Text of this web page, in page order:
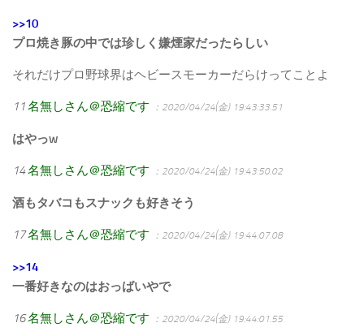
>>10
プロ焼き豚の中では珍しく嫌煙家だったらしい
それだけプロ野球界はヘビースモーカーだらけってことよ
11名無しさん＠恐縮です ：2020/04/24(金) 19:43:33.51
はやっw
14名無しさん＠恐縮です ：2020/04/24(金) 19:43:50.02
酒もタバコもスナックも好きそう
17名無しさん＠恐縮です ：2020/04/24(金) 19:44:07.08
>>14
一番好きなのはおっばいやで
16名無しさん＠恐縮です ：2020/04/24(金) 19:44:01.55